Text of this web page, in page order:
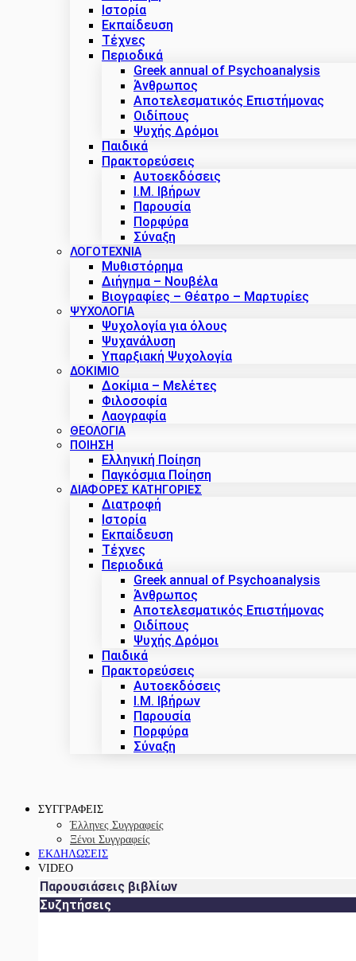
Ιστορία
Εκπαίδευση
Τέχνες
Περιοδικά
Greek annual of Psychoanalysis
Άνθρωπος
Αποτελεσματικός Επιστήμονας
Οιδίπους
Ψυχής Δρόμοι
Παιδικά
Πρακτoρεύσεις
Αυτοεκδόσεις
Ι.Μ. Ιβήρων
Παρουσία
Πορφύρα
Σύναξη
ΛΟΓΟΤΕΧΝΙΑ
Μυθιστόρημα
Διήγημα – Νουβέλα
Βιογραφίες – Θέατρο – Μαρτυρίες
ΨΥΧΟΛΟΓΙΑ
Ψυχολογία για όλους
Ψυχανάλυση
Υπαρξιακή Ψυχολογία
ΔΟΚΊΜΙΟ
Δοκίμια – Μελέτες
Φιλοσοφία
Λαογραφία
ΘΕΟΛΟΓΙΑ
ΠΟΙΗΣΗ
Ελληνική Ποίηση
Παγκόσμια Ποίηση
ΔΙΑΦΟΡΕΣ ΚΑΤΗΓΟΡΙΕΣ
Διατροφή
Ιστορία
Εκπαίδευση
Τέχνες
Περιοδικά
Greek annual of Psychoanalysis
Άνθρωπος
Αποτελεσματικός Επιστήμονας
Οιδίπους
Ψυχής Δρόμοι
Παιδικά
Πρακτoρεύσεις
Αυτοεκδόσεις
Ι.Μ. Ιβήρων
Παρουσία
Πορφύρα
Σύναξη
ΣΥΓΓΡΑΦΕΙΣ
Έλληνες Συγγραφείς
Ξένοι Συγγραφείς
ΕΚΔΗΛΩΣΕΙΣ
VIDEO
Παρουσιάσεις βιβλίων
Συζητήσεις